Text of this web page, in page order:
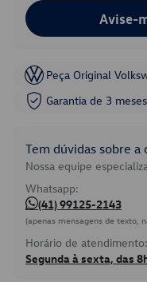
Avise-
Peça Original
Garantia de 3
Tem dúvidas sobre
Nossa equipe
Whatsapp:
(41) 99125-2143
(apenas mensagens de texto,
Horário de atendimento:
Segunda à sexta, das